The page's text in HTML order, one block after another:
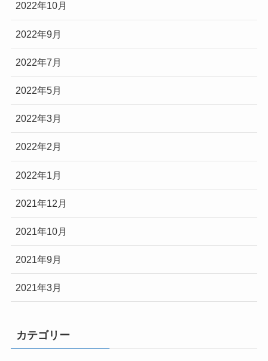
2022年10月
2022年9月
2022年7月
2022年5月
2022年3月
2022年2月
2022年1月
2021年12月
2021年10月
2021年9月
2021年3月
カテゴリー